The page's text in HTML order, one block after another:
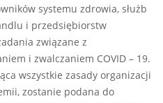
systemu zdrowia, służb
i przedsiębiorstw
związane z
i zwalczaniem COVID – 19.
wszystkie zasady organizacji
zostanie podana do